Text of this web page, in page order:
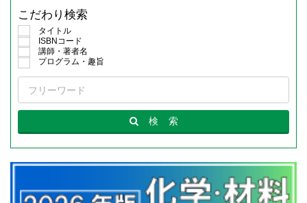
こだわり検索
タイトル
ISBNコード
講師・著者名
プログラム・趣旨
検 索